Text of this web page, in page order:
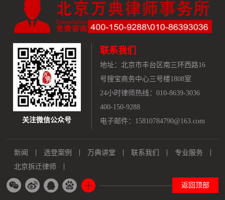
关注微信公众号
联系我们
地址： 北京市丰台区南三环西路16
号搜宝商务中心三号楼1808室
24小时律师热线：010-8639-3036
400-150-9288
电子邮件：15810784790@163.com
新闻 选登案例 万典讲堂 联系我们
专业服务
北京拆迁律师
返回顶部